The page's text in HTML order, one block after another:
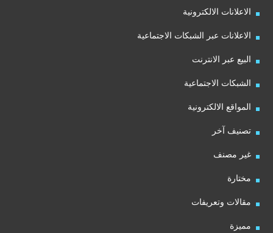
الاعلانات الالكترونية
الاعلانات عبر الشبكات الاجتماعية
البيع عبر الانترنت
الشبكات الاجتماعية
المواقع الالكترونية
تصنيف آخر
غير مصنف
مختارة
مقالات وتعريفات
مميزة